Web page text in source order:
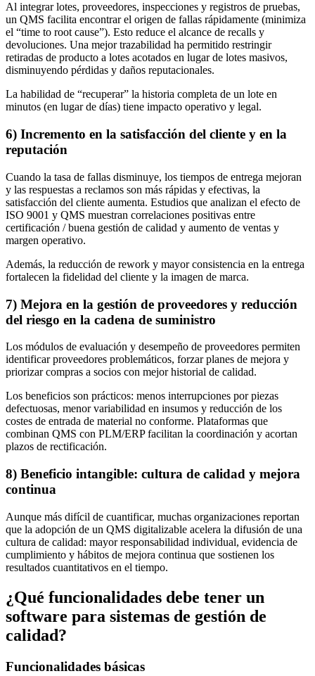
Al integrar lotes, proveedores, inspecciones y registros de pruebas,
un QMS facilita encontrar el origen de fallas rápidamente (minimiza
el “time to root cause”). Esto reduce el alcance de recalls y
devoluciones. Una mejor trazabilidad ha permitido restringir
retiradas de producto a lotes acotados en lugar de lotes masivos,
disminuyendo pérdidas y daños reputacionales.
La habilidad de “recuperar” la historia completa de un lote en
minutos (en lugar de días) tiene impacto operativo y legal.
6) Incremento en la satisfacción del cliente y en la
reputación
Cuando la tasa de fallas disminuye, los tiempos de entrega mejoran
y las respuestas a reclamos son más rápidas y efectivas, la
satisfacción del cliente aumenta. Estudios que analizan el efecto de
ISO 9001 y QMS muestran correlaciones positivas entre
certificación / buena gestión de calidad y aumento de ventas y
margen operativo.
Además, la reducción de rework y mayor consistencia en la entrega
fortalecen la fidelidad del cliente y la imagen de marca.
7) Mejora en la gestión de proveedores y reducción
del riesgo en la cadena de suministro
Los módulos de evaluación y desempeño de proveedores permiten
identificar proveedores problemáticos, forzar planes de mejora y
priorizar compras a socios con mejor historial de calidad.
Los beneficios son prácticos: menos interrupciones por piezas
defectuosas, menor variabilidad en insumos y reducción de los
costes de entrada de material no conforme. Plataformas que
combinan QMS con PLM/ERP facilitan la coordinación y acortan
plazos de rectificación.
8) Beneficio intangible: cultura de calidad y mejora
continua
Aunque más difícil de cuantificar, muchas organizaciones reportan
que la adopción de un QMS digitalizable acelera la difusión de una
cultura de calidad: mayor responsabilidad individual, evidencia de
cumplimiento y hábitos de mejora continua que sostienen los
resultados cuantitativos en el tiempo.
¿Qué funcionalidades debe tener un
software para sistemas de gestión de
calidad?
Funcionalidades básicas